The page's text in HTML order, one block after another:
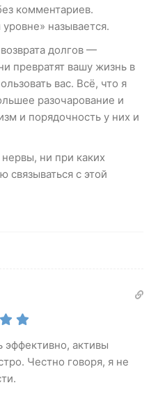
комментариев.
называется.
долгов —
превратят вашу жизнь в
вас. Всё, что я
разочарование и
и порядочность у них и
ни при каких
связываться с этой
активы
Честно говоря, я не